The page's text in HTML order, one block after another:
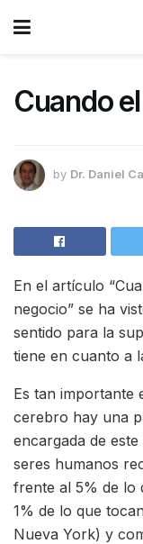
Cuando
by Dr. Daniel
En el artículo
negocio” se ha
sentido para la
tiene en cuanto a
Es tan importante
cerebro hay una
encargada de
seres humanos
frente al 5% de lo
1% de lo que
Nueva York) y